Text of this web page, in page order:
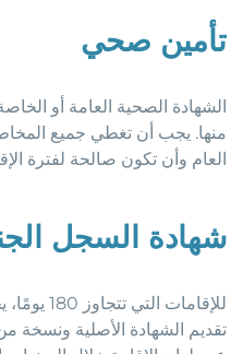
تأمين صحي
الشهادة الصحية العامة أو
منها. يجب أن تغطي جميع
العام وأن تكون صالحة لفترة
شهادة السجل
للإقامات
تقديم الشهادة الأصلية ونسخة